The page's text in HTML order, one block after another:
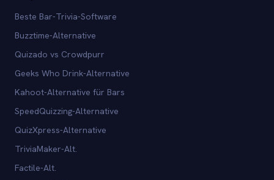
Beste Bar-Trivia-Software
Buzztime-Alternative
Quizado vs Crowdpurr
Geeks Who Drink-Alternative
Kahoot-Alternative für Bars
SpeedQuizzing-Alternative
QuizXpress-Alternative
TriviaMaker-Alt.
Factile-Alt.